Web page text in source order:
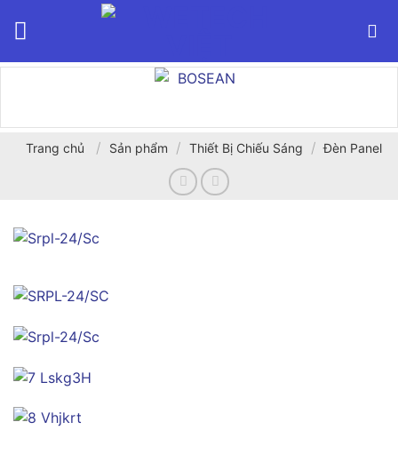
Trang chủ / Sản phẩm / Thiết Bị Chiếu Sáng / Đèn Panel